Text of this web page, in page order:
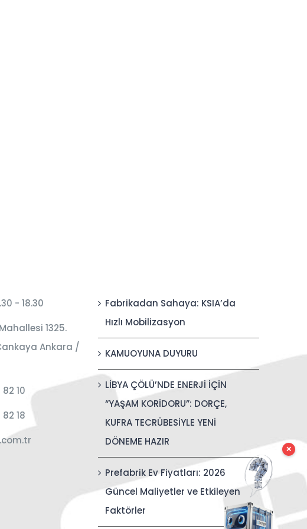
- 18.30
1325.
Ankara /
10
18
Fabrikadan Sahaya: KSIA’da
Hızlı Mobilizasyon
KAMUOYUNA DUYURU
LİBYA ÇÖLÜ’NDE ENERJİ İÇİN
“YAŞAM KORİDORU”: DORÇE,
KUFRA TECRÜBESİYLE YENİ
DÖNEME HAZIR
Prefabrik Ev Fiyatları: 2026
Güncel Maliyetler ve Etkileyen
Faktörler
✕